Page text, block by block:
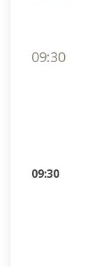
09:30
09:30